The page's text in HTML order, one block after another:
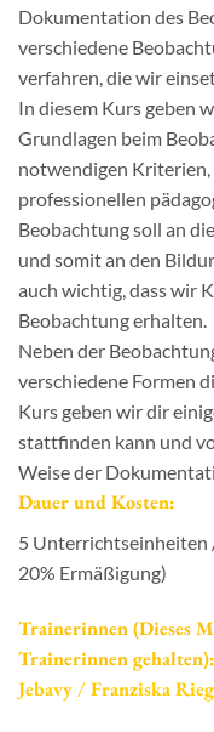
Dokumentation des
verschiedene
verfahren, die wir
In diesem Kurs geben
Grundlagen beim
notwendigen Kriterien,
professionellen
Beobachtung soll an
und somit an den
auch wichtig, dass wir
Beobachtung erhalten.
Neben der
verschiedene Formen
Kurs geben wir dir
stattfinden kann und
Weise der
Dauer und Kosten:
5 Unterrichtseinheiten
20% Ermäßigung)
Trainerinnen (Dieses
Trainerinnen gehalten):
Jebavy / Franziska